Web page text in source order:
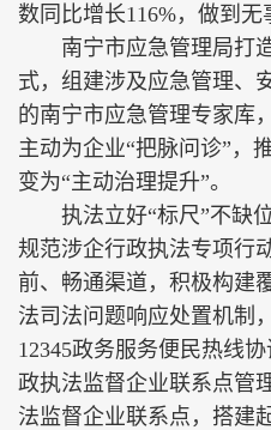
数同比增长116%，做到无
南宁市应急管理局打造
式，组建涉及应急管理、
的南宁市应急管理专家库
主动为企业“把脉问诊”，
变为“主动治理提升”。
执法立好“标尺”不缺位
规范涉企行政执法专项行
前、畅通渠道，积极构建
法司法问题响应处置机制
12345政务服务便民热线
政执法监督企业联系点管
法监督企业联系点，搭建